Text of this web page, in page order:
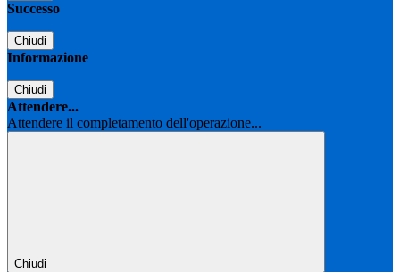
Successo
Chiudi
Informazione
Chiudi
Attendere...
Attendere il completamento dell'operazione...
Chiudi